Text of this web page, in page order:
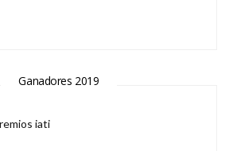
Ganadores 2019